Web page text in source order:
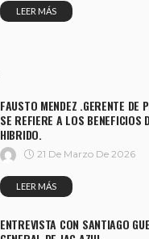
LEER MÁS
FAUSTO MENDEZ .GERENTE DE
SE REFIERE A LOS BENEFICIOS
HIBRIDO.
21 De Marzo De 2026
LEER MÁS
ENTREVISTA CON SANTIAGO